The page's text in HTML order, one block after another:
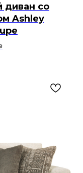
диван со
Ashley